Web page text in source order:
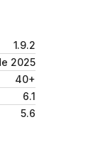
1.9.2
2025
40+
6.1
5.6